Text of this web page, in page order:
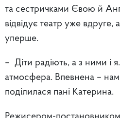
та сестричками Євою й
відвідує театр уже вдруге,
уперше.
– Діти радіють, а з ними і
атмосфера. Впевнена – нам
поділилася пані Катерина.